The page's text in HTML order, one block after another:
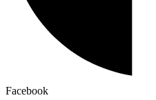
Facebook